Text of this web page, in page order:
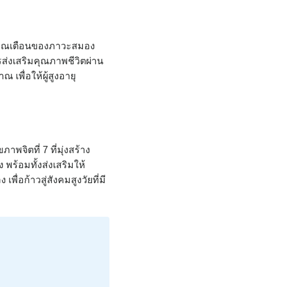
ณเตือนของภาวะสมอง
ส่งเสริมคุณภาพชีวิตผ่าน
เพื่อให้ผู้สูงอายุ
าพจิตที่ 7 ที่มุ่งสร้าง
พร้อมทั้งส่งเสริมให้
เพื่อก้าวสู่สังคมสูงวัยที่มี